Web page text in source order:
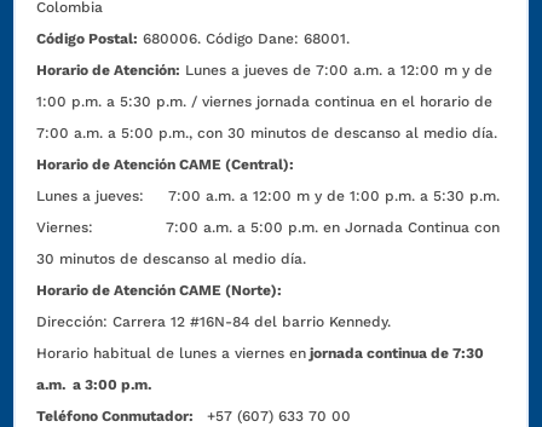
Colombia
Código Postal: 680006. Código Dane: 68001.
Horario de Atención: Lunes a jueves de 7:00 a.m. a 12:00 m y de
1:00 p.m. a 5:30 p.m. / viernes jornada continua en el horario de
7:00 a.m. a 5:00 p.m., con 30 minutos de descanso al medio día.
Horario de Atención CAME (Central):
Lunes a jueves: 7:00 a.m. a 12:00 m y de 1:00 p.m. a 5:30 p.m.
Viernes: 7:00 a.m. a 5:00 p.m. en Jornada Continua con
30 minutos de descanso al medio día.
Horario de Atención CAME (Norte):
Dirección:Carrera 12 #16N-84 del barrio Kennedy.
Horario habitual de lunes a viernes en jornada continua de 7:30
a.m. a 3:00 p.m.
Teléfono Conmutador:
+57 (607) 633 70 00